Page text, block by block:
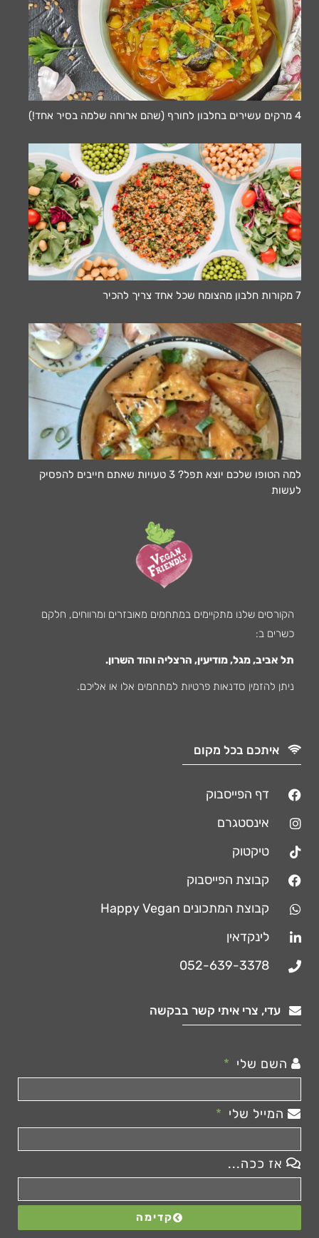
4 מרקים עשירים בחלבון לחורף (שהם ארוחה שלמה בסיר אחד!)
7 מקורות חלבון מהצומח שכל אחד צריך להכיר
למה הטופו שלכם יוצא תפל? 3 טעויות שאתם חייבים להפסיק
לעשות
הקורסים שלנו מתקיימים במתחמים מאובזרים ומרווחים, חלקם
כשרים ב:
תל אביב, מגל, מודיעין, הרצליה והוד השרון.
ניתן להזמין סדנאות פרטיות למתחמים אלו או אליכם.
איתכם בכל מקום
דף הפייסבוק
אינסטגרם
טיקטוק
קבוצת הפייסבוק
קבוצת המתכונים Happy Vegan
לינקדאין
052-639-3378
עדי, צרי איתי קשר בבקשה
השם שלי
המייל שלי
אז ככה...
קדימה